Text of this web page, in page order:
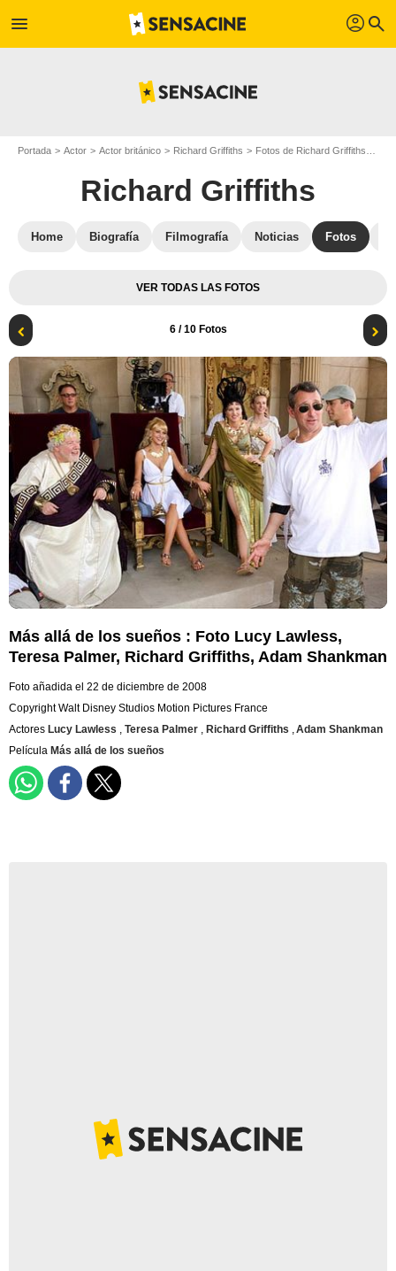
menu profil search
Portada Actor Actor británico Richard Griffiths Fotos de Richard Griffiths
Richard Griffiths
Home Biografía Filmografía Noticias Fotos
VER TODAS LAS FOTOS
6/ 10 Fotos
Más allá de los sueños : Foto Lucy Lawless,
Teresa Palmer, Richard Griffiths, Adam Shankman
Foto añadida el 22 de diciembre de 2008
Copyright Walt Disney Studios Motion Pictures France
Actores Lucy Lawless , Teresa Palmer , Richard Griffiths ,Adam Shankman
Película Más allá de los sueños